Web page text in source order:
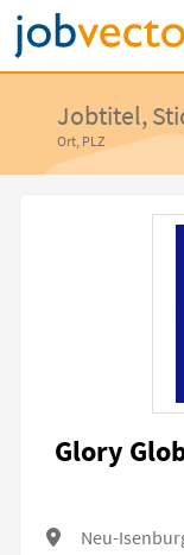
Jobtitel,
Ort, PLZ
Glory
Neu-